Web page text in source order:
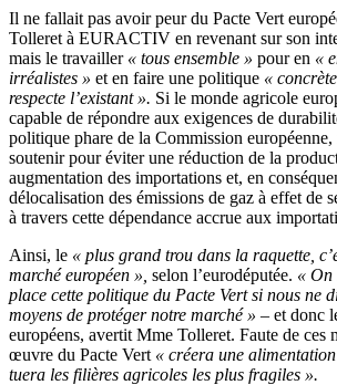
Il ne fallait pas avoir peur du Pacte Vert
Tolleret à EURACTIV en revenant sur son
mais le travailler « tous ensemble » pour en «
irréalistes » et en faire une politique «
respecte l’existant ». Si le monde agricole
capable de répondre aux exigences de
politique phare de la Commission
soutenir pour éviter une réduction de la
augmentation des importations et, en
délocalisation des émissions de gaz à effet de
à travers cette dépendance accrue aux
Ainsi, le « plus grand trou dans la raquette,
marché européen », selon l’eurodéputée. « On
place cette politique du Pacte Vert si nous ne
moyens de protéger notre marché » – et donc
européens, avertit Mme Tolleret. Faute de ces
œuvre du Pacte Vert « créera une
tuera les filières agricoles les plus fragiles ».